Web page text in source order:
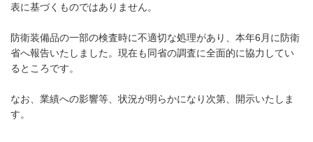
表に基づくものではありません。
防衛装備品の一部の検査時に不適切な処理があり、本年6月に防衛
省へ報告いたしました。現在も同省の調査に全面的に協力してい
るところです。
なお、業績への影響等、状況が明らかになり次第、開示いたしま
す。